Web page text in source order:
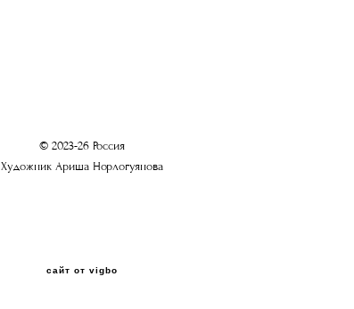
© 2023-26 Россия
Художник Ариша Норлогуянова
сайт от vigbo